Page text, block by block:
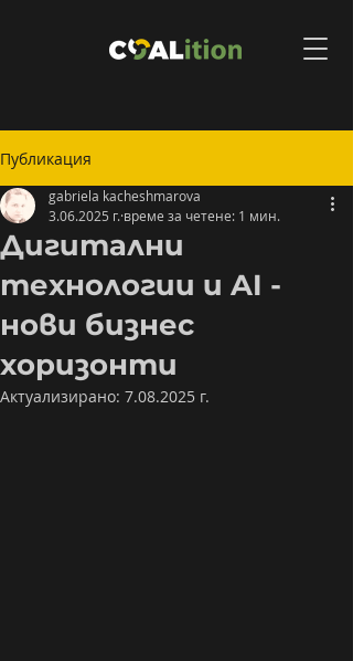
Публикация
Дигитални
технологии и AI -
нови бизнес
хоризонти
gabriela kacheshmarova
3.06.2025 г. време за четене: 1 мин.
Актуализирано: 7.08.2025 г.